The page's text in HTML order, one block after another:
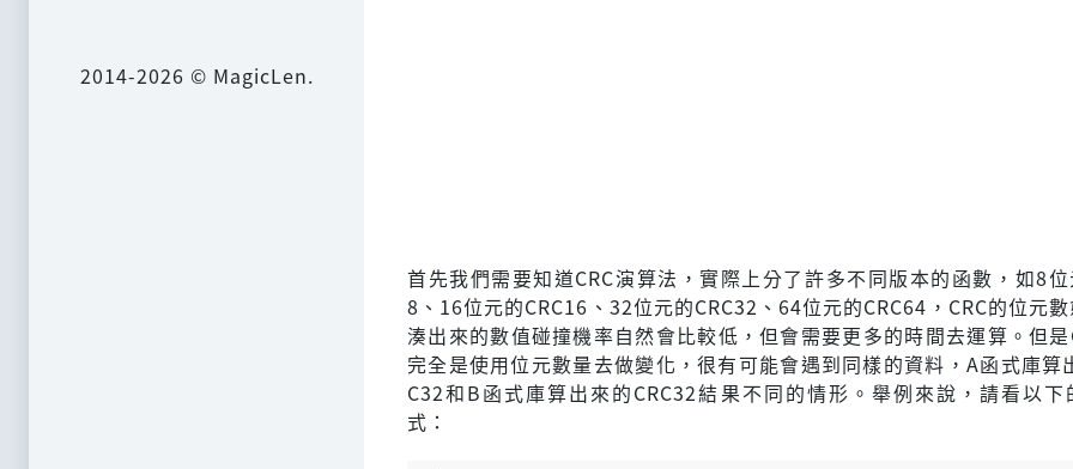
2014-2026 © MagicLen.
首先我們需要知道CRC演算法，實際上分了許多不同版本的函數，如8位
8、16位元的CRC16、32位元的CRC32、64位元的CRC64，CRC的位元
湊出來的數值碰撞機率自然會比較低，但會需要更多的時間去運算。但是
完全是使用位元數量去做變化，很有可能會遇到同樣的資料，A函式庫算
C32和B函式庫算出來的CRC32結果不同的情形。舉例來說，請看以下
式：